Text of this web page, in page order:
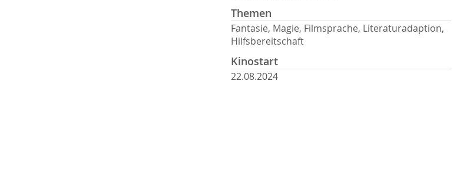
Themen
Fantasie, Magie, Filmsprache, Literaturadaption,
Hilfsbereitschaft
Kinostart
22.08.2024